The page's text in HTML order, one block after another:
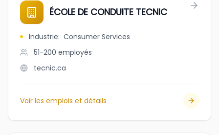
ÉCOLE DE CONDUITE TECNIC
Industrie: Consumer Services
51-200 employés
tecnic.ca
Voir les emplois et détails